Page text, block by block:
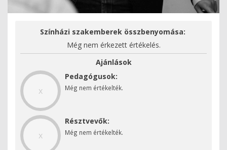
Színházi szakemberek összbenyomása:
Még nem érkezett értékelés.
Ajánlások
x
Pedagógusok:
Még nem értékelték.
x
Résztvevők:
Még nem értékelték.